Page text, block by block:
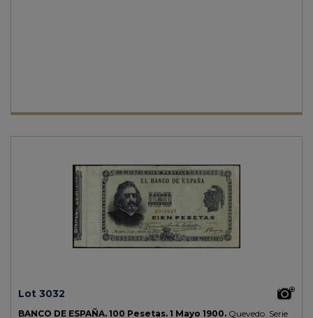
Lot 3032
BANCO DE ESPAÑA. 100 Pesetas. 1 Mayo 1900. Quevedo. Serie